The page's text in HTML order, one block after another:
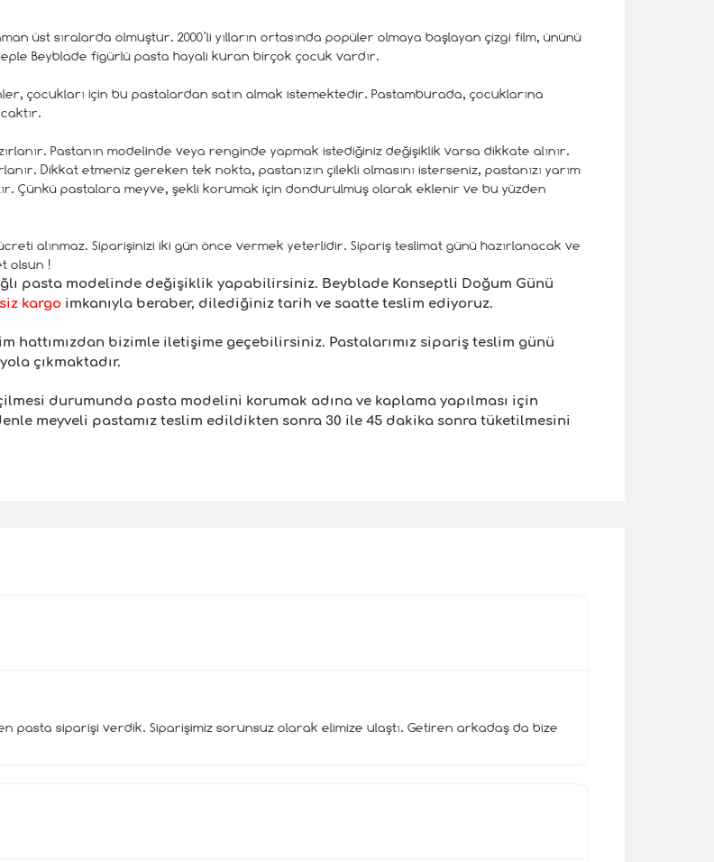
üst sıralarda olmuştur. 2000’li yılların ortasında popüler olmaya başlayan çizgi film, ününü
Beyblade figürlü pasta hayali kuran birçok çocuk vardır.
çocukları için bu pastalardan satın almak istemektedir. Pastamburada, çocuklarına
Pastanın modelinde veya renginde yapmak istediğiniz değişiklik varsa dikkate alınır.
Dikkat etmeniz gereken tek nokta, pastanızın çilekli olmasını isterseniz, pastanızı yarım
Çünkü pastalara meyve, şekli korumak için dondurulmuş olarak eklenir ve bu yüzden
alınmaz. Siparişinizi iki gün önce vermek yeterlidir. Sipariş teslimat günü hazırlanacak ve
olsun !
pasta modelinde değişiklik yapabilirsiniz. Beyblade Konseptli Doğum Günü
kargo imkanıyla beraber, dilediğiniz tarih ve saatte teslim ediyoruz.
hattımızdan bizimle iletişime geçebilirsiniz. Pastalarımız sipariş teslim günü
çıkmaktadır.
durumunda pasta modelini korumak adına ve kaplama yapılması için
meyveli pastamız teslim edildikten sonra 30 ile 45 dakika sonra tüketilmesini
pasta siparişi verdik. Siparişimiz sorunsuz olarak elimize ulaştı. Getiren arkadaş da bize